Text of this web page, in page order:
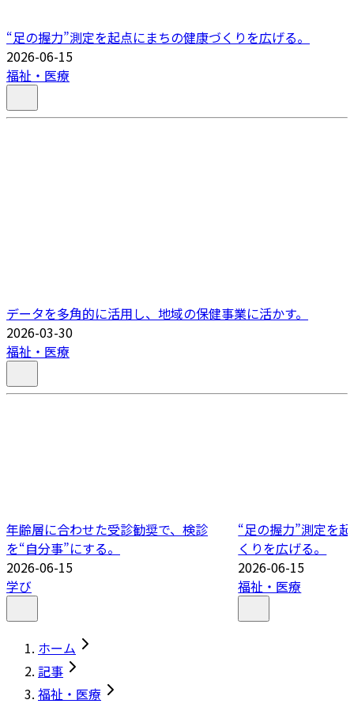
“足の握力”測定を起点にまちの健康づくりを広げる。
2026-06-15
福祉・医療
データを多角的に活用し、地域の保健事業に活かす。
2026-03-30
福祉・医療
年齢層に合わせた受診勧奨で、検診
を“自分事”にする。
2026-06-15
学び
“足の握力”測定を
くりを広げる。
2026-06-15
福祉・医療
ホーム
記事
福祉・医療